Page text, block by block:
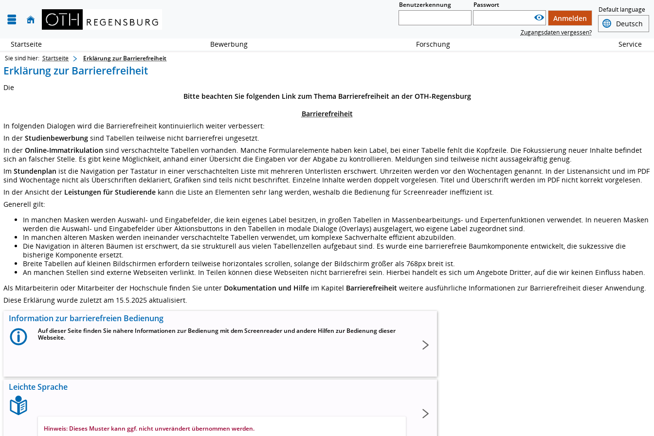
Benutzerkennung Passwort
Anmelden
Zugangsdaten vergessen?
Default language
Startseite Bewerbung Forschung Service
Sie sind hier: Startseite Erklärung zur Barrierefreiheit
Erklärung zur Barrierefreiheit
Die
Bitte beachten Sie folgenden Link zum Thema Barrierefreiheit an der OTH-Regensburg
Barrierefreiheit
In folgenden Dialogen wird die Barrierefreiheit kontinuierlich weiter verbessert:
In der Studienbewerbung sind Tabellen teilweise nicht barrierefrei ungesetzt.
In der Online-Immatrikulation sind verschachtelte Tabellen vorhanden. Manche Formularelemente haben kein Label, bei einer Tabelle fehlt die Kopfzeile. Die Fokussierung neuer Inhalte befindet
sich an falscher Stelle. Es gibt keine Möglichkeit, anhand einer Übersicht die Eingaben vor der Abgabe zu kontrollieren. Meldungen sind teilweise nicht aussagekräftig genug.
Im Stundenplan ist die Navigation per Tastatur in einer verschachtelten Liste mit mehreren Unterlisten erschwert. Uhrzeiten werden vor den Wochentagen genannt. In der Listenansicht und im PDF
sind Wochentage nicht als Überschriften deklariert, Grafiken sind teils nicht beschriftet. Einzelne Inhalte werden doppelt vorgelesen. Titel und Überschrift werden im PDF nicht korrekt vorgelesen.
In der Ansicht der Leistungen für Studierende kann die Liste an Elementen sehr lang werden, weshalb die Bedienung für Screenreader ineffizient ist.
Generell gilt:
In manchen Masken werden Auswahl- und Eingabefelder, die kein eigenes Label besitzen, in großen Tabellen in Massenbearbeitungs- und Expertenfunktionen verwendet. In neueren Masken
werden die Auswahl- und Eingabefelder über Aktionsbuttons in den Tabellen in modale Dialoge (Overlays) ausgelagert, wo eigene Label zugeordnet sind.
In manchen älteren Masken werden ineinander verschachtelte Tabellen verwendet, um komplexe Sachverhalte effizient abzubilden.
Die Navigation in älteren Bäumen ist erschwert, da sie strukturell aus vielen Tabellenzellen aufgebaut sind. Es wurde eine barrierefreie Baumkomponente entwickelt, die sukzessive die
bisherige Komponente ersetzt.
Breite Tabellen auf kleinen Bildschirmen erfordern teilweise horizontales scrollen, solange der Bildschirm größer als 768px breit ist.
An manchen Stellen sind externe Webseiten verlinkt. In Teilen können diese Webseiten nicht barrierefrei sein. Hierbei handelt es sich um Angebote Dritter, auf die wir keinen Einfluss haben.
Als Mitarbeiterin oder Mitarbeiter der Hochschule finden Sie unter Dokumentation und Hilfe im Kapitel Barrierefreiheit weitere ausführliche Informationen zur Barrierefreiheit dieser Anwendung.
Diese Erklärung wurde zuletzt am 15.5.2025 aktualisiert.
Information zur barrierefreien Bedienung
Auf dieser Seite finden Sie nähere Informationen zur Bedienung mit dem Screenreader und andere Hilfen zur Bedienung dieser
Webseite.
Leichte Sprache
Hinweis: Dieses Muster kann ggf. nicht unverändert übernommen werden.